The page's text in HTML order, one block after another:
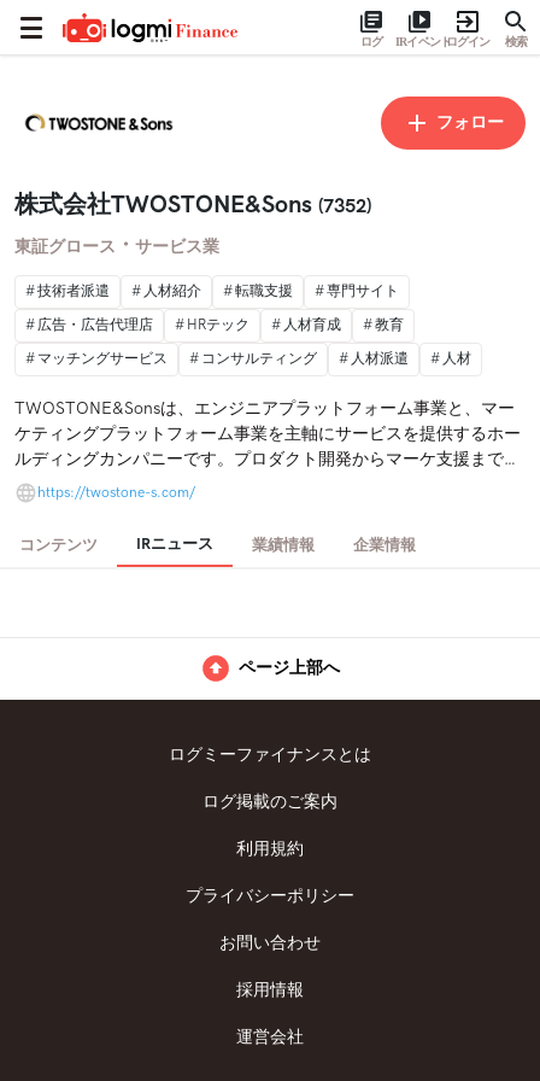
ログ IRイベントログイン 検索
フォロー
株式会社TWOSTONE&Sons (7352)
東証グロース ・ サービス業
技術者派遣 人材紹介 転職支援
専門サイト
広告・広告代理店
HRテック 人材育成
教育
マッチングサービス
コンサルティング 人材派遣 人材
TWOSTONE&Sonsは、エンジニアプラットフォーム事業と、マー
ケティングプラットフォーム事業を主軸にサービスを提供するホー
ルディングカンパニーです。プロダクト開発からマーケ支援まで、
ITやDXに関する企業のあらゆる課題を解決するためサービスを展開
しております。
https://twostone-s.com/
コンテンツ IRニュース 業績情報 企業情報
ページ上部へ
ログミーファイナンスとは
ログ掲載のご案内
利用規約
プライバシーポリシー
お問い合わせ
採用情報
運営会社